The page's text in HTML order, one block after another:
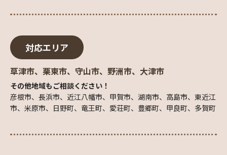
対応エリア
草津市、栗東市、守山市、野洲市、大津市
その他地域もご相談ください！
彦根市、長浜市、近江八幡市、甲賀市、湖南市、高島市、東近江
市、米原市、日野町、竜王町、愛荘町、豊郷町、甲良町、多賀町